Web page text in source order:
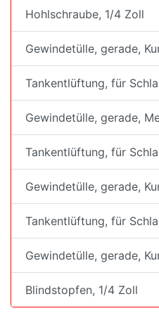
Hohlschraube, 1/4 Zoll
Gewindetülle, gerade,
Tankentlüftung, für
Gewindetülle, gerade,
Tankentlüftung, für
Gewindetülle, gerade,
Tankentlüftung, für
Gewindetülle, gerade,
Blindstopfen, 1/4 Zoll